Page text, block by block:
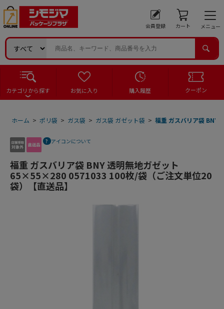
会員登録 カート メニュー
カテゴリから探す お気に入り 購入履歴 クーポン
ホーム > ポリ袋 > ガス袋 > ガス袋 ガゼット袋 > 福重 ガスバリア袋 BNY
アイコンについて
福重 ガスバリア袋 BNY 透明無地ガゼット
65×55×280 0571033 100枚/袋（ご注文単位20
袋）【直送品】